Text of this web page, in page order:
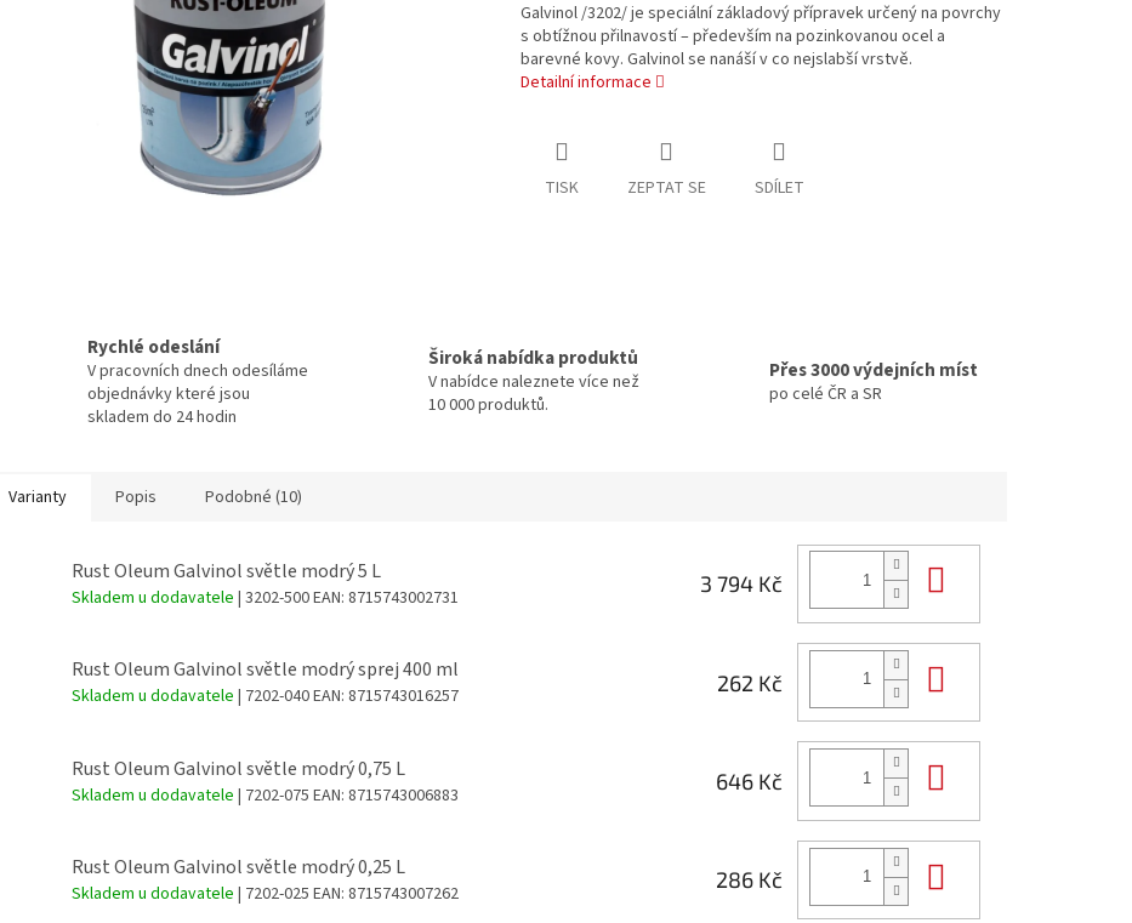
Galvinol /3202/ je speciální základový přípravek určený na povrchy
s obtížnou přilnavostí – především na pozinkovanou ocel a
barevné kovy. Galvinol se nanáší v co nejslabší vrstvě.
Detailní informace
TISK ZEPTAT SE SDÍLET
Rychlé odeslání
V pracovních dnech odesíláme
objednávky které jsou
skladem do 24 hodin
Široká nabídka produktů
V nabídce naleznete více než
10 000 produktů.
Přes 3000 výdejních míst
po celé ČR a SR
Varianty Popis Podobné (10)
Rust Oleum Galvinol světle modrý 5 L
Skladem u dodavatele | 3202-500EAN: 8715743002731
3 794 Kč
Rust Oleum Galvinol světle modrý sprej 400 ml
Skladem u dodavatele | 7202-040EAN: 8715743016257
262 Kč
Rust Oleum Galvinol světle modrý 0,75 L
Skladem u dodavatele | 7202-075 EAN: 8715743006883
646 Kč
Rust Oleum Galvinol světle modrý 0,25 L
Skladem u dodavatele | 7202-025 EAN: 8715743007262
286 Kč